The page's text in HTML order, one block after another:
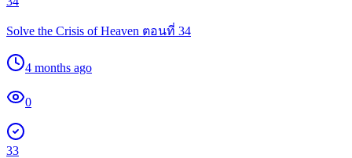
Solve the Crisis of Heaven ตอนที่ 34
4 months ago
0
33